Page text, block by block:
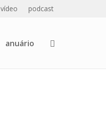
vídeo podcast
anuário